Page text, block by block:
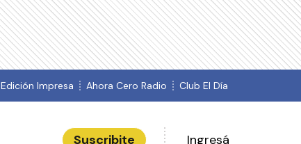
Edición Impresa Ahora Cero Radio Club El Día
Suscribite Ingresá